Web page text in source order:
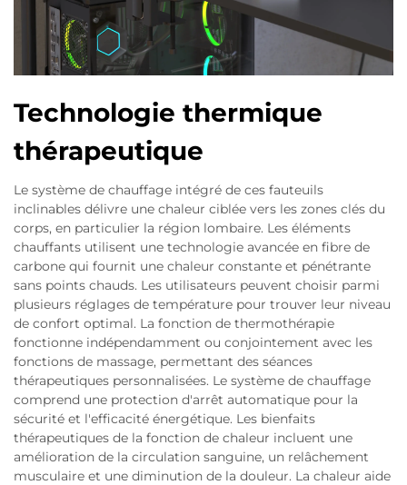
Technologie thermique
thérapeutique
Le système de chauffage intégré de ces fauteuils
inclinables délivre une chaleur ciblée vers les zones clés du
corps, en particulier la région lombaire. Les éléments
chauffants utilisent une technologie avancée en fibre de
carbone qui fournit une chaleur constante et pénétrante
sans points chauds. Les utilisateurs peuvent choisir parmi
plusieurs réglages de température pour trouver leur niveau
de confort optimal. La fonction de thermothérapie
fonctionne indépendamment ou conjointement avec les
fonctions de massage, permettant des séances
thérapeutiques personnalisées. Le système de chauffage
comprend une protection d'arrêt automatique pour la
sécurité et l'efficacité énergétique. Les bienfaits
thérapeutiques de la fonction de chaleur incluent une
amélioration de la circulation sanguine, un relâchement
musculaire et une diminution de la douleur. La chaleur aide